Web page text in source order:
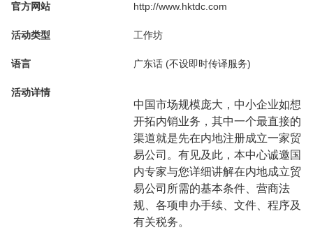
官方网站 http://www.hktdc.com
活动类型 工作坊
语言 广东话 (不设即时传译服务)
活动详情
中国市场规模庞大，中小企业如想
开拓内销业务，其中一个最直接的
渠道就是先在内地注册成立一家贸
易公司。有见及此，本中心诚邀国
内专家与您详细讲解在内地成立贸
易公司所需的基本条件、营商法
规、各项申办手续、文件、程序及
有关税务。